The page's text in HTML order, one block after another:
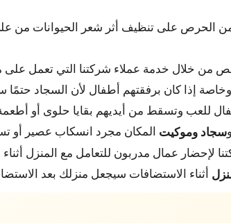
من الحرص على تنظيف أثر شعر الحيوانات من
خلال خدمة عملاء شركتنا التي تعمل على مدار الـ
إذا كان برفقتهم أطفال لأن السجاد حتمًا
للعب وتسقط من أيديهم بقايا حلوى أو
سجاد وموكيت المكان مجرد انسكاب عصير أو
لإحضار عمال مدربون للتعامل مع المنزل
أثناء الاستضافات سيجعل منزلك بعد